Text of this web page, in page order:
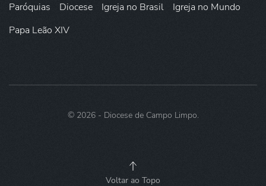
Paróquias Diocese Igreja no Brasil
Igreja no Mundo
Papa Leão XIV
© 2026- Diocese de Campo Limpo.
Voltar ao Topo